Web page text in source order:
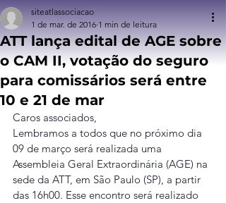
ATT lança edital de AGE sobre
o CAM II, votação do seguro
para comissários será entre
10 e 21 de mar
siteatlassociacao
1 de mar. de 2016 1 min de leitura
Caros associados,
Lembramos a todos que no próximo dia
09 de março será realizada uma
Assembleia Geral Extraordinária (AGE) na
sede da ATT, em São Paulo (SP), a partir
das 16h00. Esse encontro será realizado